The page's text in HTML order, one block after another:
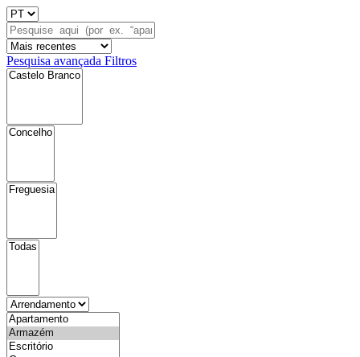
Pesquisa avançada Filtros